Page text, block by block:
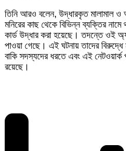
তিনি আরও বলেন, উদ্ধারকৃত মালামাল
মনিরের কাছ থেকে বিভিন্ন ব্যক্তির নামে
কার্ড উদ্ধার করা হয়েছে। তদন্তে ওই
পাওয়া গেছে। এই ঘটনায় তাদের
বাকি সদস্যদের ধরতে এবং এই
রয়েছে।